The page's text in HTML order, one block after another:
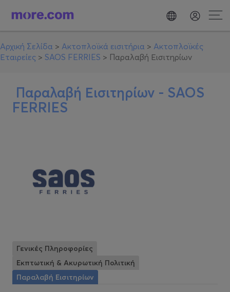
Αρχική Σελίδα > Ακτοπλοϊκά εισιτήρια > Ακτοπλοϊκές
Εταιρείες > SAOS FERRIES > Παραλαβή Εισιτηρίων
Παραλαβή Εισιτηρίων - SAOS
FERRIES
Γενικές Πληροφορίες
Εκπτωτική & Ακυρωτική Πολιτική
Παραλαβή Εισιτηρίων